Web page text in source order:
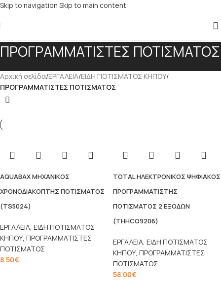
Skip to navigation Skip to main content
ΠΡΟΓΡΑΜΜΑΤΙΣΤΕΣ ΠΟΤΙΣΜΑΤΟΣ
Αρχική σελίδα/ΕΡΓΑΛΕΙΑ/ΕΙΔΗ ΠΟΤΙΣΜΑΤΟΣ ΚΗΠΟΥ/
ΠΡΟΓΡΑΜΜΑΤΙΣΤΕΣ ΠΟΤΙΣΜΑΤΟΣ
AQUABAX ΜΗΧΑΝΙΚΟΣ
ΧΡΟΝΟΔΙΑΚΟΠΤΗΣ ΠΟΤΙΣΜΑΤΟΣ
(TS5024)
ΕΡΓΑΛΕΙΑ, ΕΙΔΗ ΠΟΤΙΣΜΑΤΟΣ
ΚΗΠΟΥ, ΠΡΟΓΡΑΜΜΑΤΙΣΤΕΣ
ΠΟΤΙΣΜΑΤΟΣ
8.50€
TOTAL ΗΛΕΚΤΡΟΝΙΚΟΣ ΨΗΦΙΑΚΟΣ
ΠΡΟΓΡΑΜΜΑΤΙΣΤΗΣ
ΠΟΤΙΣΜΑΤΟΣ 2 ΕΞΟΔΩΝ
(THHCQ9206)
ΕΡΓΑΛΕΙΑ, ΕΙΔΗ ΠΟΤΙΣΜΑΤΟΣ
ΚΗΠΟΥ, ΠΡΟΓΡΑΜΜΑΤΙΣΤΕΣ
ΠΟΤΙΣΜΑΤΟΣ
58.00€